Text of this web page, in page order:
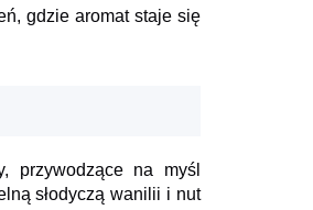
gdzie aromat staje się
przywodzące na myśl
słodyczą wanilii i nut